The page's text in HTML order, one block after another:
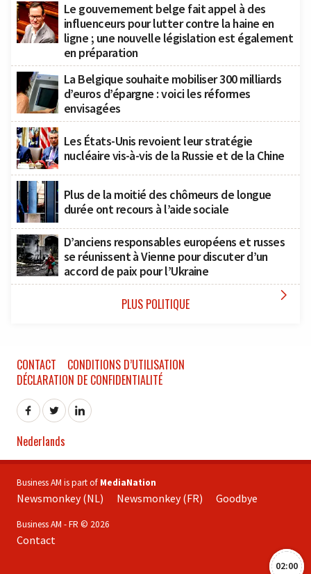
Le gouvernement belge fait appel à des
influenceurs pour lutter contre la haine en
ligne ; une nouvelle législation est également
en préparation
La Belgique souhaite mobiliser 300 milliards
d’euros d’épargne : voici les réformes
envisagées
Les États-Unis revoient leur stratégie
nucléaire vis-à-vis de la Russie et de la Chine
Plus de la moitié des chômeurs de longue
durée ont recours à l’aide sociale
D’anciens responsables européens et russes
se réunissent à Vienne pour discuter d’un
accord de paix pour l’Ukraine
PLUS POLITIQUE 
02:00
CONTACT
CONDITIONS D’UTILISATION
DÉCLARATION DE CONFIDENTIALITÉ
Nederlands
Business AM is part of MediaNation
Newsmonkey (NL) Newsmonkey (FR) Goodbye
Business AM - FR © 2026
Contact